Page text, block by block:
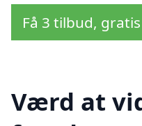
Få 3 tilbud,
Værd at